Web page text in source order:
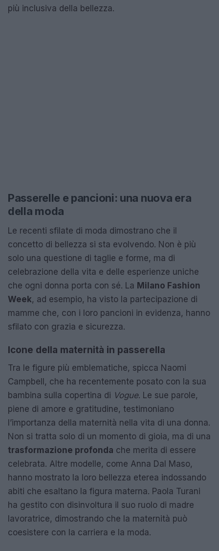
più inclusiva della bellezza.
Passerelle e pancioni: una nuova era
della moda
Le recenti sfilate di moda dimostrano che il
concetto di bellezza si sta evolvendo. Non è più
solo una questione di taglie e forme, ma di
celebrazione della vita e delle esperienze uniche
che ogni donna porta con sé. La Milano Fashion
Week, ad esempio, ha visto la partecipazione di
mamme che, con i loro pancioni in evidenza, hanno
sfilato con grazia e sicurezza.
Icone della maternità in passerella
Tra le figure più emblematiche, spicca Naomi
Campbell, che ha recentemente posato con la sua
bambina sulla copertina di Vogue. Le sue parole,
piene di amore e gratitudine, testimoniano
l’importanza della maternità nella vita di una donna.
Non si tratta solo di un momento di gioia, ma di una
trasformazione profonda che merita di essere
celebrata. Altre modelle, come Anna Dal Maso,
hanno mostrato la loro bellezza eterea indossando
abiti che esaltano la figura materna. Paola Turani
ha gestito con disinvoltura il suo ruolo di madre
lavoratrice, dimostrando che la maternità può
coesistere con la carriera e la moda.